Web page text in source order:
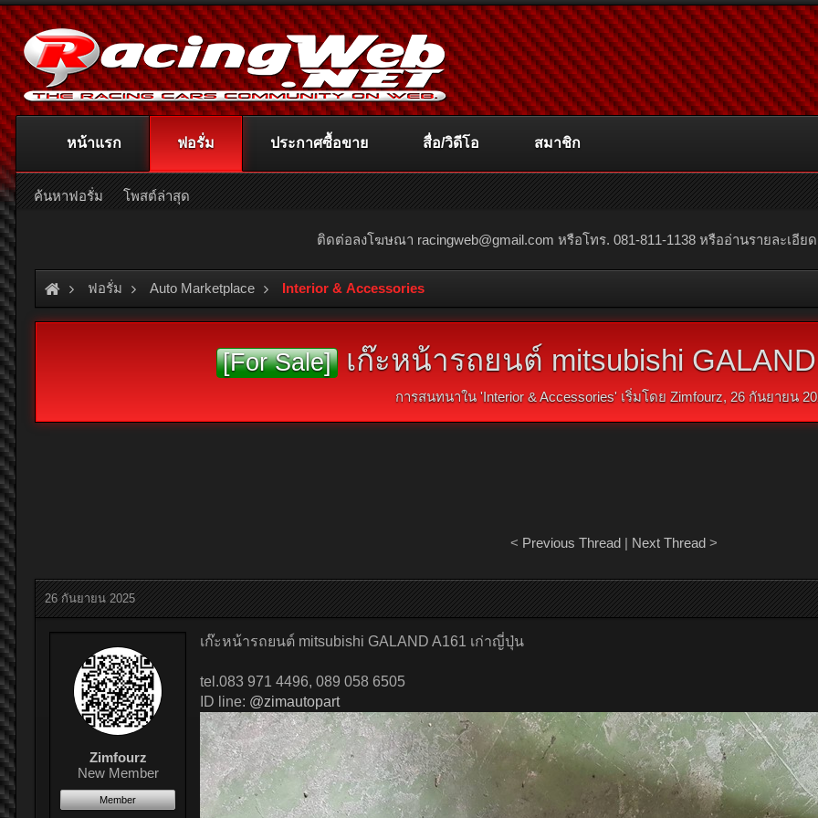
ติดต่อลงโฆษณา racingweb@gmail.com หรือโทร. 081-811-1138 หรืออ่านรายละเอีย
ฟอรั่ม Auto Marketplace Interior & Accessories
[For Sale] เก๊ะหน้ารถยนต์ mitsubishi
การสนทนาใน 'Interior & Accessories' เริ่มโดย Zimfourz, 26 กันยายน
< Previous Thread| Next Thread>
26 กันยายน 2025
Zimfourz
New Member
Member
เก๊ะหน้ารถยนต์ mitsubishi GALAND A161 เก่าญี่ปุ่น
tel.083 971 4496, 089 058 6505
ID line: @zimautopart
หน้าแรก ฟอรั่ม
ค้นหาฟอรั่ม โพสต์ล่าสุด
ประกาศซื้อขาย สื่อ/วิดีโอ สมาชิก